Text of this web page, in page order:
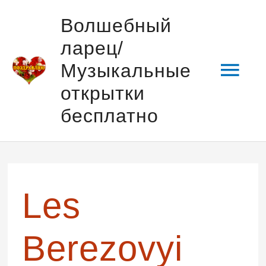
содержимому
Волшебный
ларец/
Музыкальные
открытки
бесплатно
Les
Berezovyi